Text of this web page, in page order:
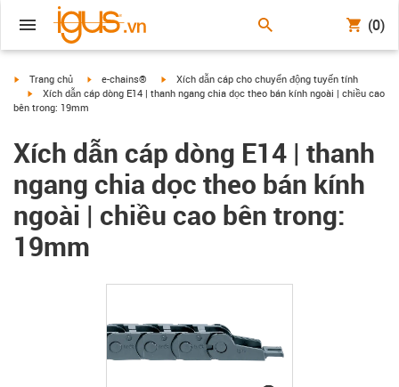
(0)
igus-icon-arrow-right
Trang chủ igus-icon-arrow-right
e-chains® igus-icon-arrow-right
Xích dẫn cáp cho chuyển động tuyến tính
igus-icon-arrow-right
Xích dẫn cáp dòng E14 | thanh ngang chia dọc theo bán kính ngoài | chiều cao
bên trong: 19mm
Xích dẫn cáp dòng E14 | thanh
ngang chia dọc theo bán kính
ngoài | chiều cao bên trong:
19mm